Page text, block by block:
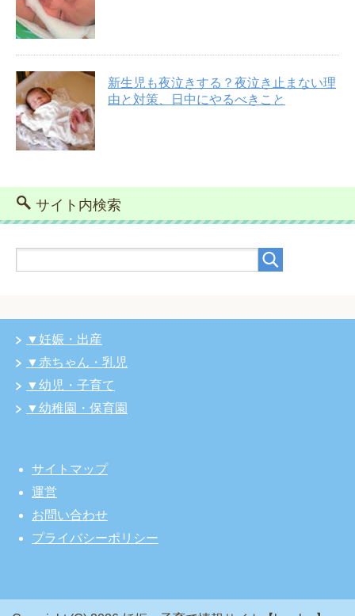
新生児も夜泣きする？夜泣き止まない理
由と対策、日中にやるべきこと
サイト内検索
▼妊娠・出産
▼赤ちゃん・乳児
▼幼児・子育て
▼幼稚園・保育園
サイトマップ
運営
お問い合わせ
プライバシーポリシー